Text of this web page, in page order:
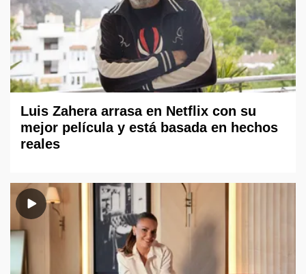
Luis Zahera arrasa en Netflix con su
mejor película y está basada en hechos
reales